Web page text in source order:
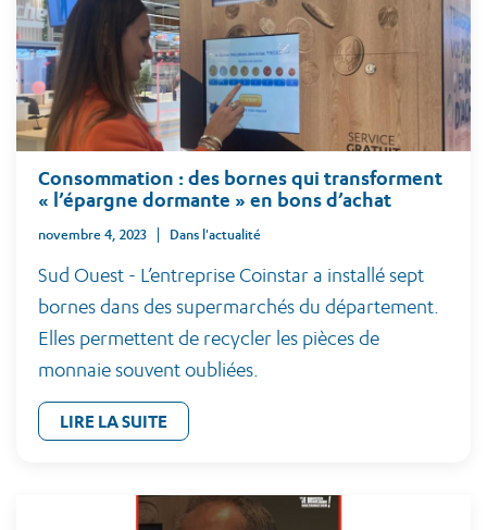
Consommation : des bornes qui transforment
« l’épargne dormante » en bons d’achat
novembre 4, 2023 Dans l'actualité
Sud Ouest - L’entreprise Coinstar a installé sept
bornes dans des supermarchés du département.
Elles permettent de recycler les pièces de
monnaie souvent oubliées.
LIRE LA SUITE